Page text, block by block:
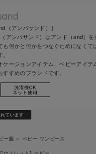
（アンパサンド）］
アンパサンド）はアンド（and）を
も何かと何かをつなぐためになく
ケージョンアイテム、ベビーアイテ
すすめのブランドです。
ています
ー服 ＞ ベビー ワンピース